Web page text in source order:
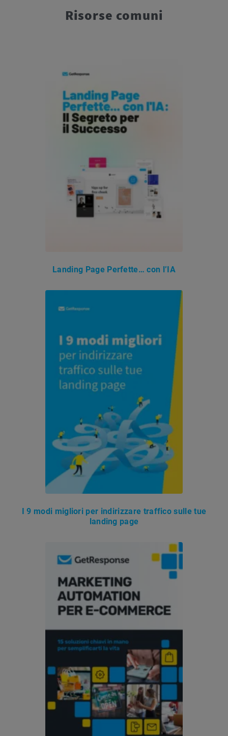
Risorse comuni
Landing Page Perfette… con l’IA
I 9 modi migliori per indirizzare traffico sulle tue
landing page